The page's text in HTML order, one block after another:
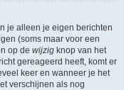
je alleen je eigen berichten
(soms maar voor een
op de wijzig knop van het
gereageerd heeft, komt er
keer en wanneer je het
verschijnen als nog